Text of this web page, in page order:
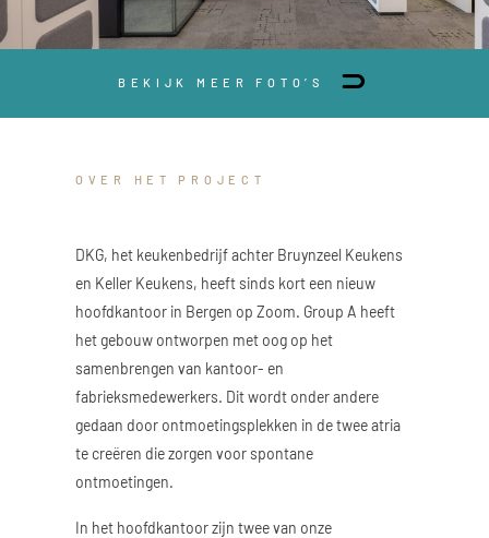
BEKIJK MEER FOTO’S
OVER HET PROJECT
DKG, het keukenbedrijf achter Bruynzeel Keukens
en Keller Keukens, heeft sinds kort een nieuw
hoofdkantoor in Bergen op Zoom. Group A heeft
het gebouw ontworpen met oog op het
samenbrengen van kantoor- en
fabrieksmedewerkers. Dit wordt onder andere
gedaan door ontmoetingsplekken in de twee atria
te creëren die zorgen voor spontane
ontmoetingen.
In het hoofdkantoor zijn twee van onze